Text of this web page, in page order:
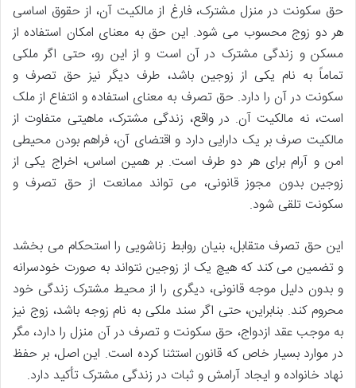
حق سکونت در منزل مشترک، فارغ از مالکیت آن، از حقوق اساسی
هر دو زوج محسوب می شود. این حق به معنای امکان استفاده از
مسکن و زندگی مشترک در آن است و از این رو، حتی اگر ملکی
تماماً به نام یکی از زوجین باشد، طرف دیگر نیز حق تصرف و
سکونت در آن را دارد. حق تصرف به معنای استفاده و انتفاع از ملک
است، نه مالکیت آن. در واقع، زندگی مشترک، ماهیتی متفاوت از
مالکیت صرف بر یک دارایی دارد و اقتضای آن، فراهم بودن محیطی
امن و آرام برای هر دو طرف است. بر همین اساس، اخراج یکی از
زوجین بدون مجوز قانونی، می تواند ممانعت از حق تصرف و
سکونت تلقی شود.
این حق تصرف متقابل، بنیان روابط زناشویی را استحکام می بخشد
و تضمین می کند که هیچ یک از زوجین نتواند به صورت خودسرانه
و بدون دلیل موجه قانونی، دیگری را از محیط مشترک زندگی خود
محروم کند. بنابراین، حتی اگر سند ملکی به نام زوجه باشد، زوج نیز
به موجب عقد ازدواج، حق سکونت و تصرف در آن منزل را دارد، مگر
در موارد بسیار خاص که قانون استثنا کرده است. این اصل، بر حفظ
نهاد خانواده و ایجاد آرامش و ثبات در زندگی مشترک تأکید دارد.